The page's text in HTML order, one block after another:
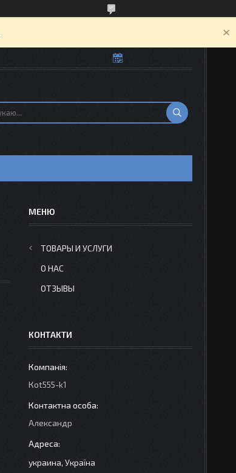
ТОВАРЫ И УСЛУГИ
О НАС
ОТЗЫВЫ
КОНТАКТИ
Кot555-k1
Александр
украина, Україна